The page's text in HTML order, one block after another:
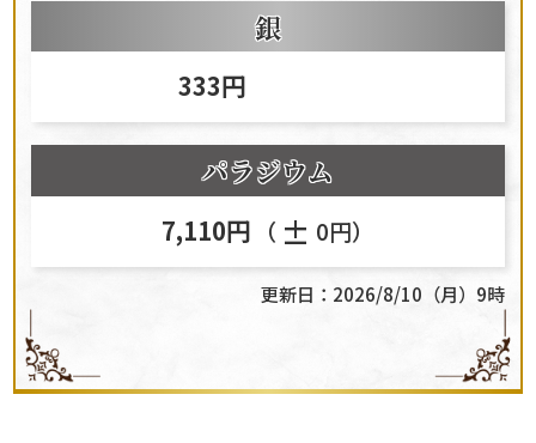
銀
333円
パラジウム
7,110円 （ ± 0円）
更新日：2026/8/10（月）9時